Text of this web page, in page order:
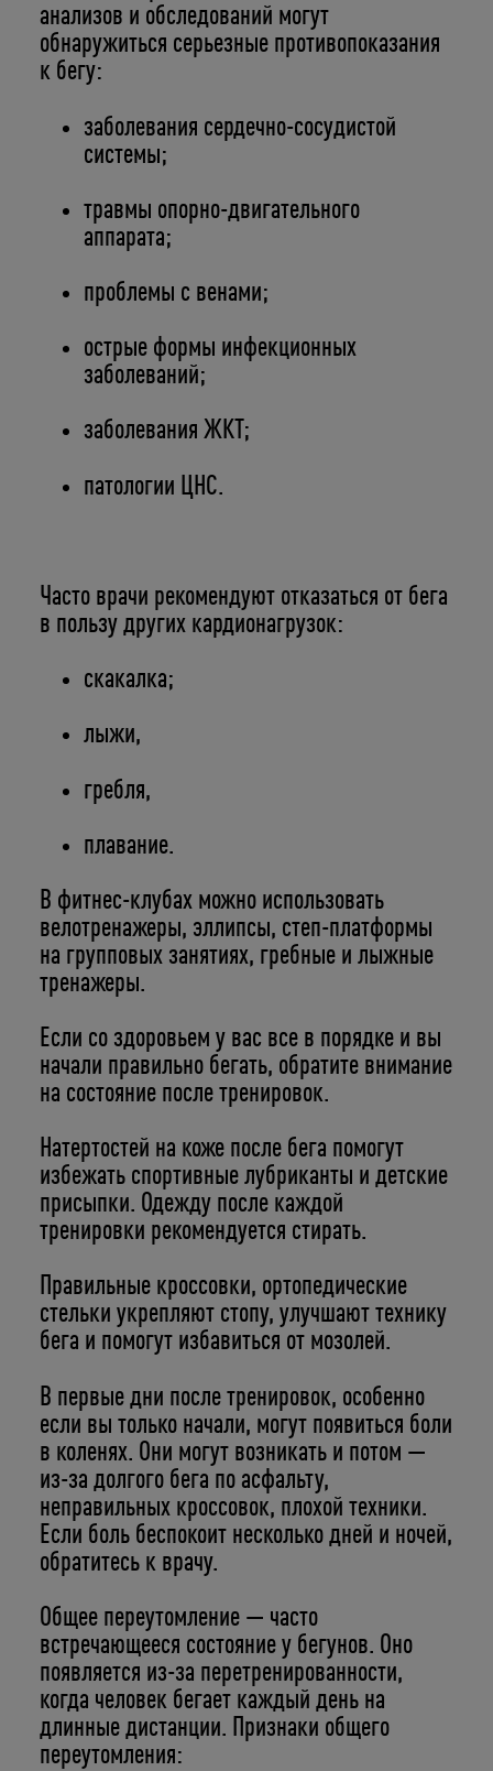
анализов и обследований могут
обнаружиться серьезные противопоказания
к бегу:
заболевания сердечно-сосудистой
системы;
травмы опорно-двигательного
аппарата;
проблемы с венами;
острые формы инфекционных
заболеваний;
заболевания ЖКТ;
патологии ЦНС.
Часто врачи рекомендуют отказаться от бега
в пользу других кардионагрузок:
скакалка;
лыжи,
гребля,
плавание.
В фитнес-клубах можно использовать
велотренажеры, эллипсы, степ-платформы
на групповых занятиях, гребные и лыжные
тренажеры.
Если со здоровьем у вас все в порядке и вы
начали правильно бегать, обратите внимание
на состояние после тренировок.
Натертостей на коже после бега помогут
избежать спортивные лубриканты и детские
присыпки. Одежду после каждой
тренировки рекомендуется стирать.
Правильные кроссовки, ортопедические
стельки укрепляют стопу, улучшают технику
бега и помогут избавиться от мозолей.
В первые дни после тренировок, особенно
если вы только начали, могут появиться боли
в коленях. Они могут возникать и потом —
из-за долгого бега по асфальту,
неправильных кроссовок, плохой техники.
Если боль беспокоит несколько дней и ночей,
обратитесь к врачу.
Общее переутомление — часто
встречающееся состояние у бегунов. Оно
появляется из-за перетренированности,
когда человек бегает каждый день на
длинные дистанции. Признаки общего
переутомления: